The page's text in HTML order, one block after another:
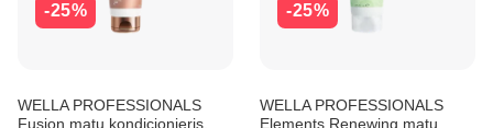
-25%
WELLA PROFESSIONALS
Fusion matu kondicionieris,
-25%
WELLA PROFESSIONALS
Elements Renewing matu